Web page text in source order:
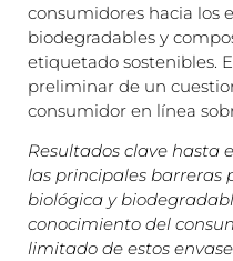
consumidores hacia los
biodegradables y
etiquetado sostenibles.
preliminar de un
consumidor en línea
Resultados clave hasta
las principales barreras
biológica y
conocimiento del
limitado de estos